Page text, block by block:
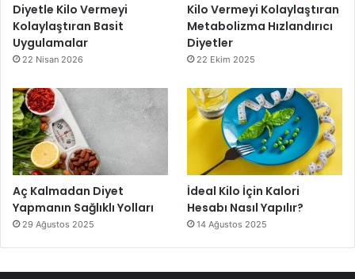
Diyetle Kilo Vermeyi
Kolaylaştıran Basit
Uygulamalar
22 Nisan 2026
Kilo Vermeyi Kolaylaştıran
Metabolizma Hızlandırıcı
Diyetler
22 Ekim 2025
Aç Kalmadan Diyet
Yapmanın Sağlıklı Yolları
29 Ağustos 2025
İdeal Kilo İçin Kalori
Hesabı Nasıl Yapılır?
14 Ağustos 2025